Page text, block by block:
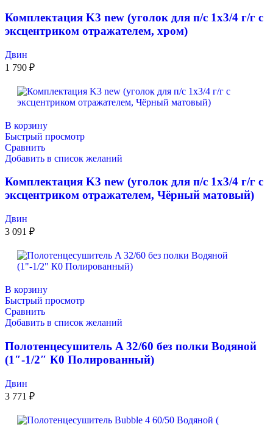
Комплектация K3 new (уголок для п/с 1х3/4 г/г с
эксцентриком отражателем, хром)
Двин
1 790 ₽
В корзину
Быстрый просмотр
Сравнить
Добавить в список желаний
Комплектация K3 new (уголок для п/с 1х3/4 г/г с
эксцентриком отражателем, Чёрный матовый)
Двин
3 091 ₽
В корзину
Быстрый просмотр
Сравнить
Добавить в список желаний
Полотенцесушитель A 32/60 без полки Водяной
(1″-1/2″ К0 Полированный)
Двин
3 771 ₽